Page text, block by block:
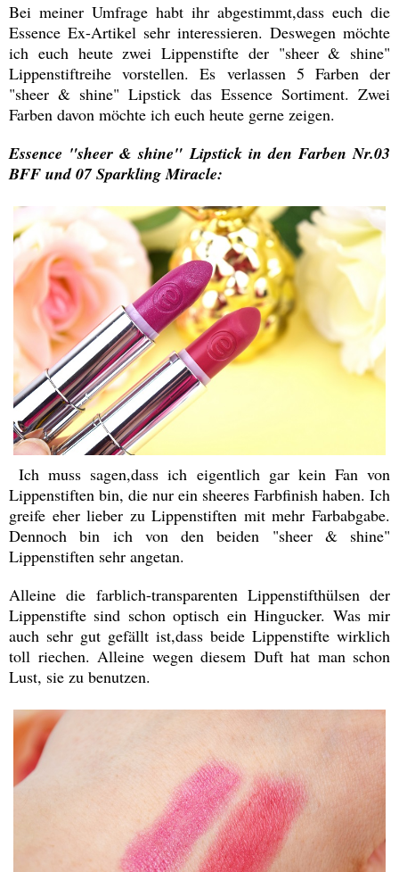
Bei meiner Umfrage habt ihr abgestimmt,dass euch die
Essence Ex-Artikel sehr interessieren. Deswegen möchte
ich euch heute zwei Lippenstifte der "sheer & shine"
Lippenstiftreihe vorstellen. Es verlassen 5 Farben der
"sheer & shine" Lipstick das Essence Sortiment. Zwei
Farben davon möchte ich euch heute gerne zeigen.
Essence "sheer & shine" Lipstick in den Farben Nr.03
BFF und 07 Sparkling Miracle:
Ich muss sagen,dass ich eigentlich gar kein Fan von
Lippenstiften bin, die nur ein sheeres Farbfinish haben. Ich
greife eher lieber zu Lippenstiften mit mehr Farbabgabe.
Dennoch bin ich von den beiden "sheer & shine"
Lippenstiften sehr angetan.
Alleine die farblich-transparenten Lippenstifthülsen der
Lippenstifte sind schon optisch ein Hingucker. Was mir
auch sehr gut gefällt ist,dass beide Lippenstifte wirklich
toll riechen. Alleine wegen diesem Duft hat man schon
Lust, sie zu benutzen.